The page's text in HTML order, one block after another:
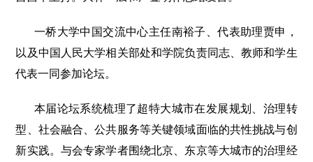
一桥大学中国交流中心主任南裕子、代表助理贾申，
以及中国人民大学相关部处和学院负责同志、教师和学生
代表一同参加论坛。
本届论坛系统梳理了超特大城市在发展规划、治理转
型、社会融合、公共服务等关键领域面临的共性挑战与创
新实践。与会专家学者围绕北京、东京等大城市的治理经